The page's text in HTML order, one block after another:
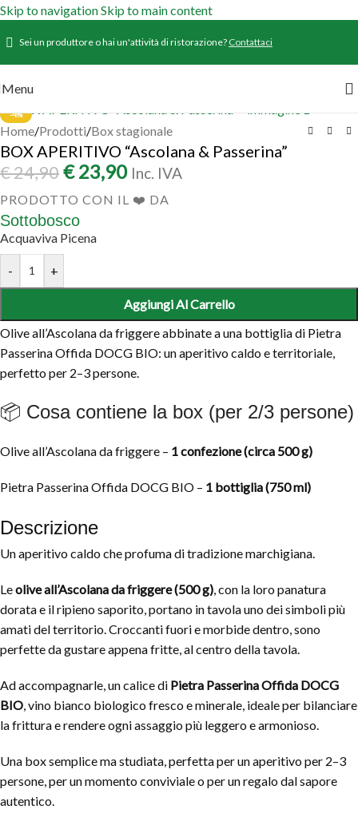
Skip to navigationSkip to main content
Sei un produttore o hai un'attività di ristorazione? Contattaci
Menu
-4%
Home/Prodotti/Box stagionale
BOX APERITIVO “Ascolana & Passerina”
€24,90€23,90 Inc. IVA
PRODOTTO CON IL ❤️ DA
Sottobosco
Acquaviva Picena
- +
Aggiungi Al Carrello
Olive all’Ascolana da friggere abbinate a una bottiglia di Pietra
Passerina Offida DOCG BIO: un aperitivo caldo e territoriale,
perfetto per 2–3 persone.
📦 Cosa contiene la box (per 2/3 persone)
Olive all’Ascolana da friggere – 1 confezione (circa 500 g)
Pietra Passerina Offida DOCG BIO – 1 bottiglia (750 ml)
Descrizione
Un aperitivo caldo che profuma di tradizione marchigiana.
Leolive all’Ascolana da friggere (500 g), con la loro panatura
dorata e il ripieno saporito, portano in tavola uno dei simboli più
amati del territorio. Croccanti fuori e morbide dentro, sono
perfette da gustare appena fritte, al centro della tavola.
Ad accompagnarle, un calice di Pietra Passerina Offida DOCG
BIO, vino bianco biologico fresco e minerale, ideale per bilanciare
la frittura e rendere ogni assaggio più leggero e armonioso.
Una box semplice ma studiata, perfetta per un aperitivo per 2–3
persone, per un momento conviviale o per un regalo dal sapore
autentico.